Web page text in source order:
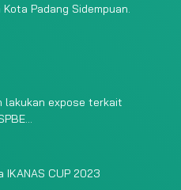
Padang Sidempuan.
lakukan expose terkait
IKANAS CUP 2023